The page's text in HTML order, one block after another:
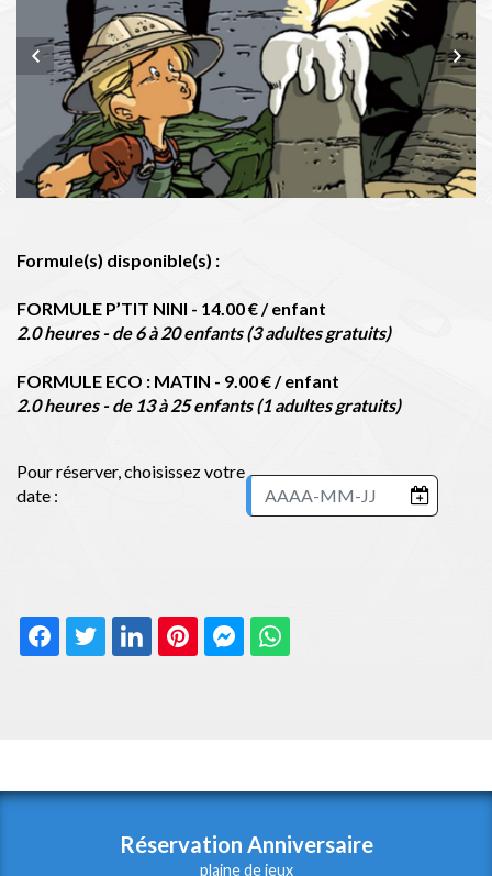
Formule(s) disponible(s) :
FORMULE P’TIT NINI - 14.00 € / enfant
2.0 heures - de 6 à 20 enfants (3 adultes gratuits)
FORMULE ECO : MATIN - 9.00 € / enfant
2.0 heures - de 13 à 25 enfants (1 adultes gratuits)
Pour réserver, choisissez votre
date :
Réservation Anniversaire
plaine de jeux